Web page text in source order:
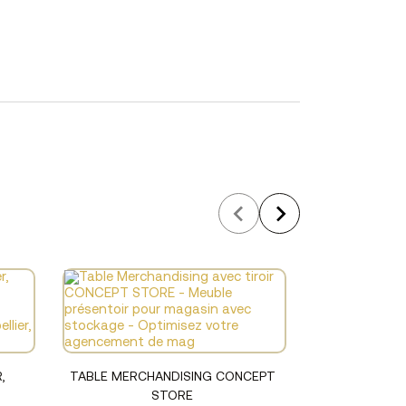
Voir le produit
TABLE MERCHANDISING CONCEPT
STORE